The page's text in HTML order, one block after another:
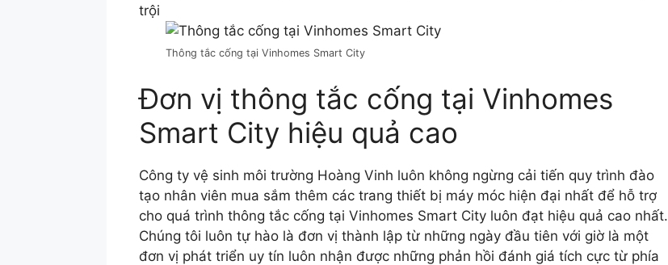
trội
Thông tắc cống tại Vinhomes Smart City
Đơn vị thông tắc cống tại Vinhomes
Smart City hiệu quả cao
Công ty vệ sinh môi trường Hoàng Vinh luôn không ngừng cải tiến quy trình đào
tạo nhân viên mua sắm thêm các trang thiết bị máy móc hiện đại nhất để hỗ trợ
cho quá trình thông tắc cống tại Vinhomes Smart City luôn đạt hiệu quả cao nhất.
Chúng tôi luôn tự hào là đơn vị thành lập từ những ngày đầu tiên với giờ là một
đơn vị phát triển uy tín luôn nhận được những phản hồi đánh giá tích cực từ phía